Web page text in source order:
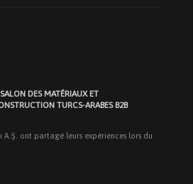
DES MATÉRIAUX ET
TURCS-ARABES B2B
A.Ş. ont partagé leurs expériences lors du